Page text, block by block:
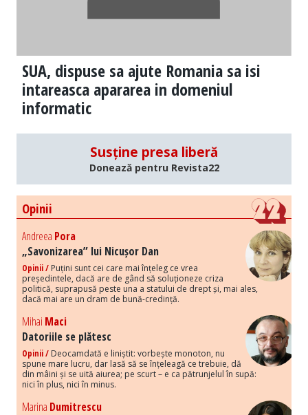
SUA, dispuse sa ajute Romania sa isi
intareasca apararea in domeniul
informatic
Susține presa liberă
Donează pentru Revista22
Opinii
Andreea Pora
„Savonizarea” lui Nicușor Dan
Opinii / Puțini sunt cei care mai înțeleg ce vrea
președintele, dacă are de gând să soluționeze criza
politică, suprapusă peste una a statului de drept și, mai ales,
dacă mai are un dram de bună-credință.
Mihai Maci
Datoriile se plătesc
Opinii / Deocamdată e liniștit: vorbește monoton, nu
spune mare lucru, dar lasă să se înțeleagă ce trebuie, dă
din mâini și se uită aiurea; pe scurt – e ca pătrunjelul în supă:
nici în plus, nici în minus.
Marina Dumitrescu